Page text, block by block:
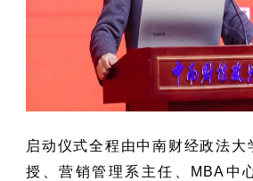
启动仪式全程由中南财经政法大
授、营销管理系主任、MBA中